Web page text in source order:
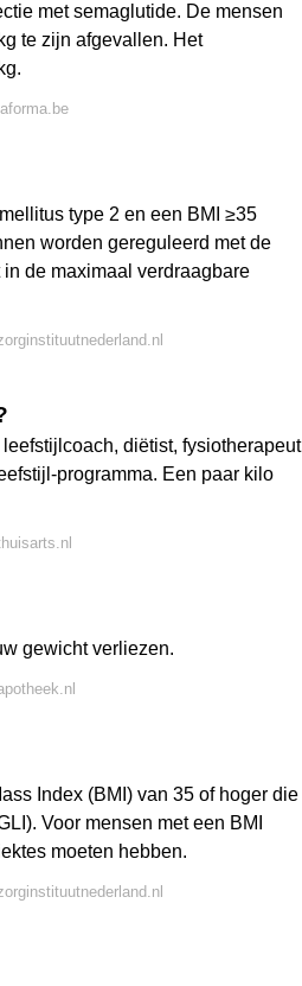
met semaglutide. De mensen
te zijn afgevallen. Het
type 2 en een BMI ≥35
worden gereguleerd met de
de maximaal verdraagbare
diëtist, fysiotherapeut
programma. Een paar kilo
gewicht verliezen.
Index (BMI) van 35 of hoger die
Voor mensen met een BMI
moeten hebben.